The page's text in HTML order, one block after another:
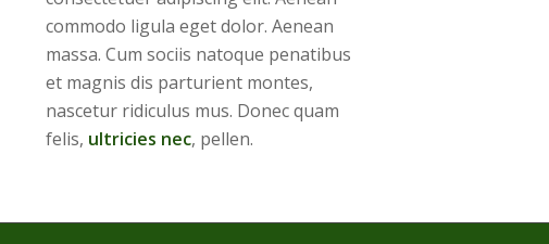
commodo ligula eget dolor. Aenean
massa. Cum sociis natoque penatibus
et magnis dis parturient montes,
nascetur ridiculus mus. Donec quam
felis, ultricies nec, pellen.